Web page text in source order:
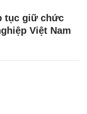
tục giữ chức
Việt Nam